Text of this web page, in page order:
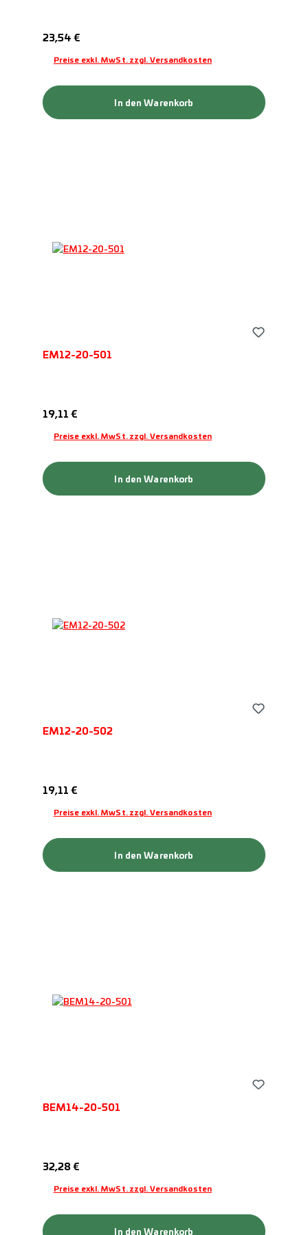
Regulärer Preis:
23,54 €
Preise exkl. MwSt. zzgl. Versandkosten
In den Warenkorb
EM12-20-501
Regulärer Preis:
19,11 €
Preise exkl. MwSt. zzgl. Versandkosten
In den Warenkorb
EM12-20-502
Regulärer Preis:
19,11 €
Preise exkl. MwSt. zzgl. Versandkosten
In den Warenkorb
BEM14-20-501
Regulärer Preis:
32,28 €
Preise exkl. MwSt. zzgl. Versandkosten
In den Warenkorb